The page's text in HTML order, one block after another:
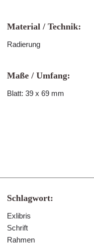
Material / Technik:
Radierung
Maße / Umfang:
Blatt: 39 x 69 mm
Schlagwort:
Exlibris
Schrift
Rahmen